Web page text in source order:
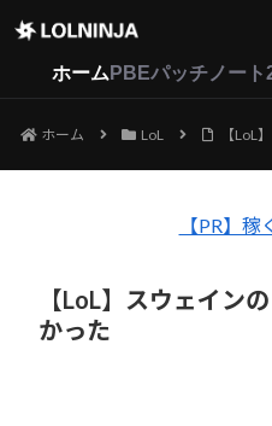
ホーム PBEパッチノート
ホーム LoL 【LoL
【PR】
【LoL】スウェイン
かった